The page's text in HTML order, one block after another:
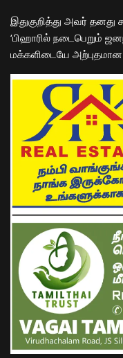
இதுகுறித்து அவர் தனது
‘பிஹாரில் நடைபெறும்
மக்களிடையே